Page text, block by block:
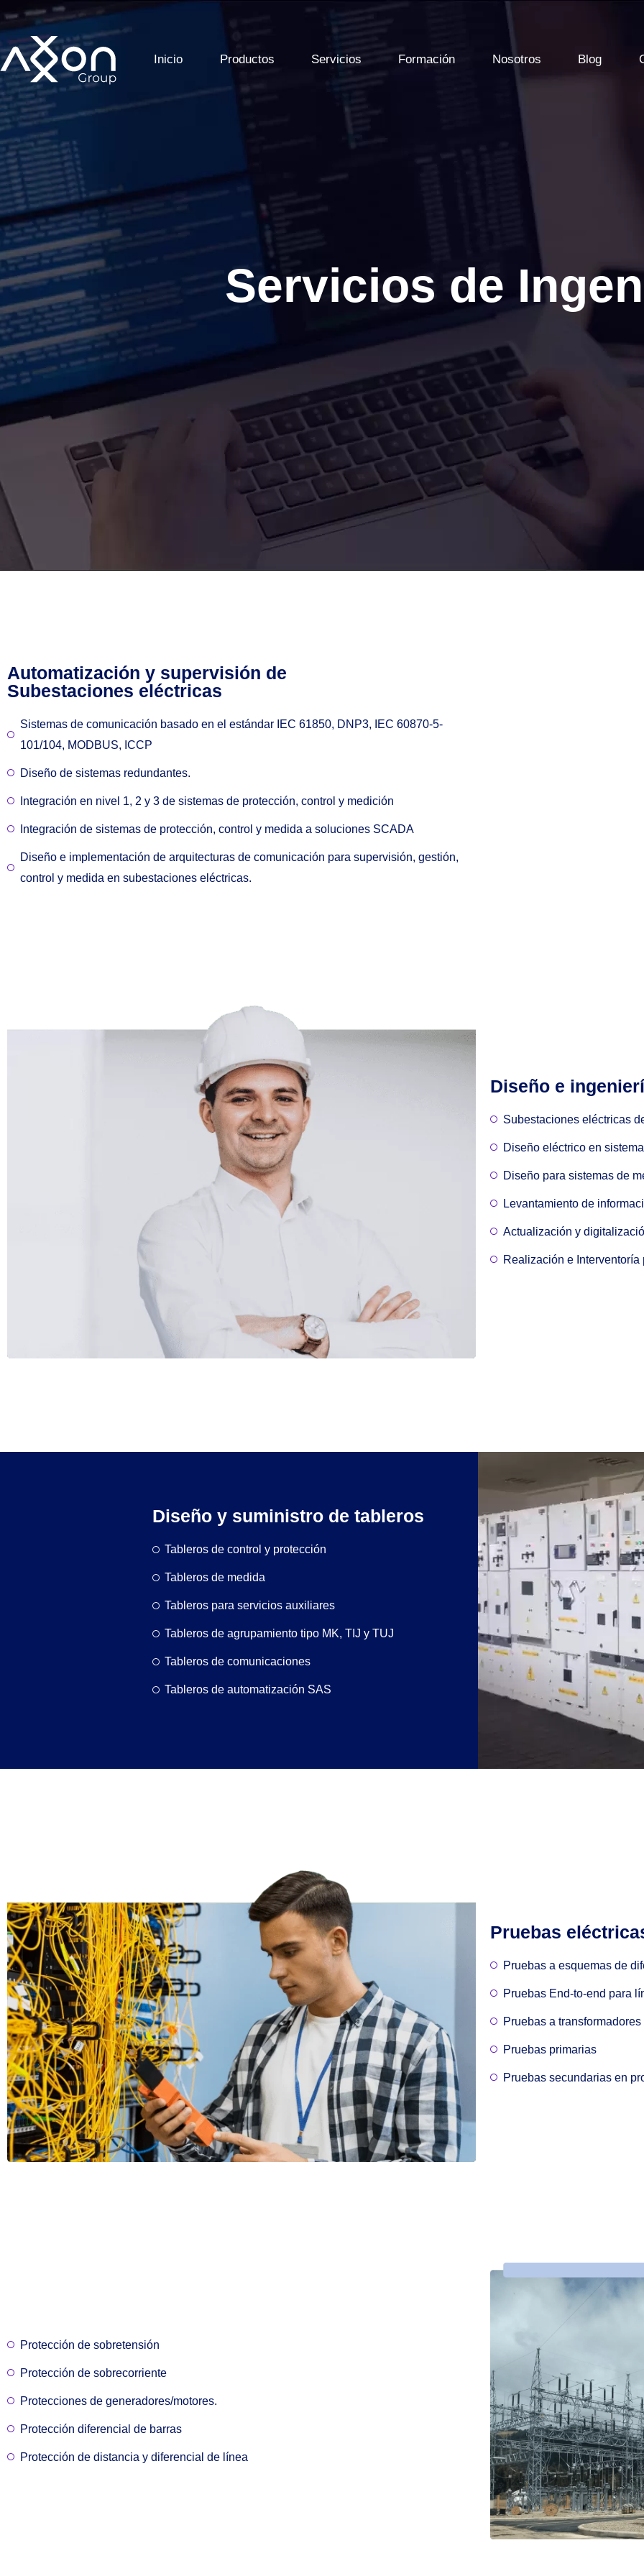
Inicio Productos Servicios Formación Nosotros Blog
Servicios de
Automatización y supervisión de
Subestaciones eléctricas
Sistemas de comunicación basado en el estándar IEC 61850, DNP3, IEC 60870-5-
101/104, MODBUS, ICCP
Diseño de sistemas redundantes.
Integración en nivel 1, 2 y 3 de sistemas de protección, control y medición
Integración de sistemas de protección, control y medida a soluciones SCADA
Diseño e implementación de arquitecturas de comunicación para supervisión, gestión,
control y medida en subestaciones eléctricas.
Diseño e
Subestaciones eléctricas
Diseño eléctrico en
Diseño para sistemas de
Levantamiento de
Actualización y
Realización e Interventoría
Diseño y suministro de tableros
Tableros de control y protección
Tableros de medida
Tableros para servicios auxiliares
Tableros de agrupamiento tipo MK, TIJ y TUJ
Tableros de comunicaciones
Tableros de automatización SAS
Pruebas
Pruebas a esquemas de
Pruebas End-to-end para
Pruebas a transformadores
Pruebas primarias
Pruebas secundarias en
Protección de sobretensión
Protección de sobrecorriente
Protecciones de generadores/motores.
Protección diferencial de barras
Protección de distancia y diferencial de línea